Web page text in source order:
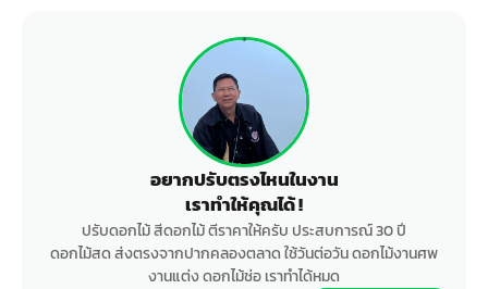
อยากปรับตรงไหนในงาน
เราทำให้คุณได้ !
ปรับดอกไม้ สีดอกไม้ ตีราคาให้ครับ ประสบการณ์ 30 ปี
ดอกไม้สด ส่งตรงจากปากคลองตลาด ใช้วันต่อวัน ดอกไม้งานศพ
งานแต่ง ดอกไม้ช่อ เราทำได้หมด